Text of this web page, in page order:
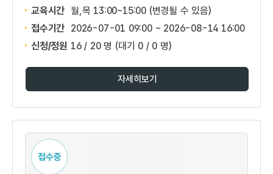
교육시간 월,목 13:00~15:00 (변경될 수 있음)
접수기간 2026-07-01 09:00 ~ 2026-08-14 16:00
신청/정원 16 / 20 명 (대기 0 / 0 명)
자세히보기
접수중